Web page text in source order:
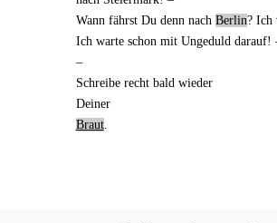
Wann fährst Du denn nach Berlin? Ich
Ich warte schon mit Ungeduld darauf!
‒
Schreibe recht bald wieder
Deiner
Braut.